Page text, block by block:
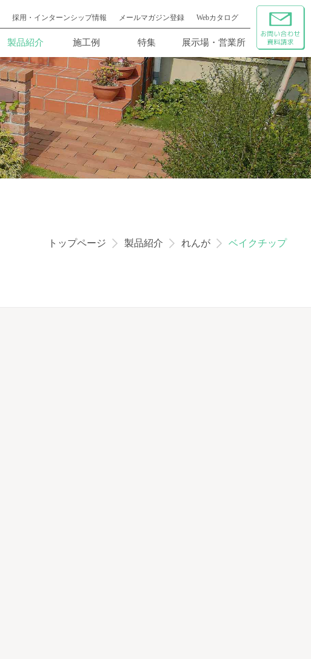
採用・インターンシップ情報 メールマガジン登録 Webカタログ
製品紹介 施工例 特集 展示場・営業所
トップページ 製品紹介 れんが ベイクチップ